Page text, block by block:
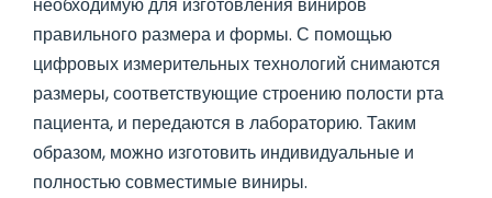
необходимую для изготовления виниров
правильного размера и формы. С помощью
цифровых измерительных технологий снимаются
размеры, соответствующие строению полости рта
пациента, и передаются в лабораторию. Таким
образом, можно изготовить индивидуальные и
полностью совместимые виниры.